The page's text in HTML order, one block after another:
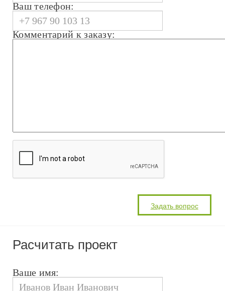
Ваш телефон:
Комментарий к заказу:
Расчитать проект
Ваше имя: